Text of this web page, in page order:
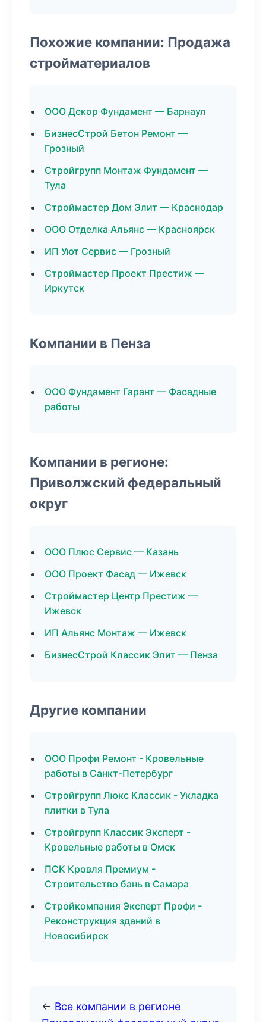
Похожие компании: Продажа
стройматериалов
ООО Декор Фундамент — Барнаул
БизнесСтрой Бетон Ремонт —
Грозный
Стройгрупп Монтаж Фундамент —
Тула
Строймастер Дом Элит — Краснодар
ООО Отделка Альянс — Красноярск
ИП Уют Сервис — Грозный
Строймастер Проект Престиж —
Иркутск
Компании в Пенза
ООО Фундамент Гарант — Фасадные
работы
Компании в регионе:
Приволжский федеральный
округ
ООО Плюс Сервис — Казань
ООО Проект Фасад — Ижевск
Строймастер Центр Престиж —
Ижевск
ИП Альянс Монтаж — Ижевск
БизнесСтрой Классик Элит — Пенза
Другие компании
ООО Профи Ремонт - Кровельные
работы в Санкт-Петербург
Стройгрупп Люкс Классик - Укладка
плитки в Тула
Стройгрупп Классик Эксперт -
Кровельные работы в Омск
ПСК Кровля Премиум -
Строительство бань в Самара
Стройкомпания Эксперт Профи -
Реконструкция зданий в
Новосибирск
← Все компании в регионе